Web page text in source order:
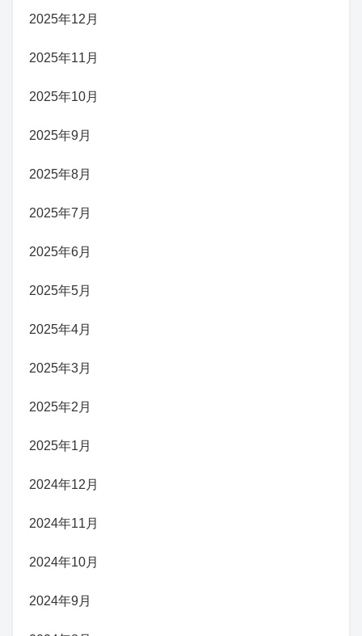
2025年12月
2025年11月
2025年10月
2025年9月
2025年8月
2025年7月
2025年6月
2025年5月
2025年4月
2025年3月
2025年2月
2025年1月
2024年12月
2024年11月
2024年10月
2024年9月